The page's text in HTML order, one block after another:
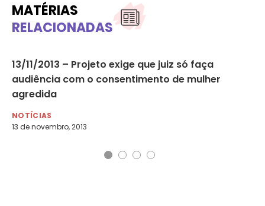
MATÉRIAS
RELACIONADAS
13/11/2013 – Projeto exige que juiz só faça
audiência com o consentimento de mulher
agredida
NOTÍCIAS
13 de novembro, 2013